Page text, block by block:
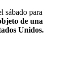
sábado para
de una
Unidos.